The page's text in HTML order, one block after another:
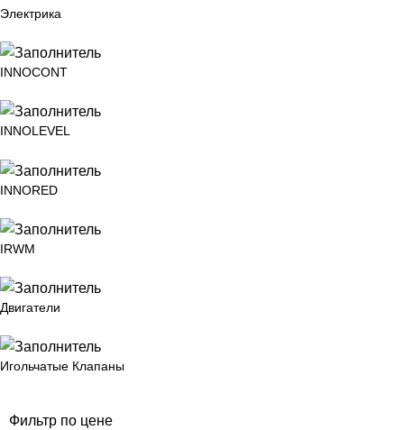
Электрика
INNOCONT
INNOLEVEL
INNORED
IRWM
Двигатели
Игольчатые Клапаны
Фильтр по цене